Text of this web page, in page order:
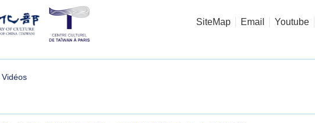
SiteMap
Email Youtube
Vidéos